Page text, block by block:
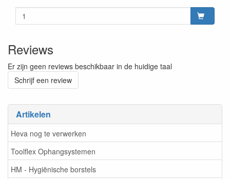
Artikelen
Heva nog te verwerken
Toolflex Ophangsystemen
HM - Hygiënische borstels
Reviews
Er zijn geen reviews beschikbaar in de huidige taal
Schrijf een review